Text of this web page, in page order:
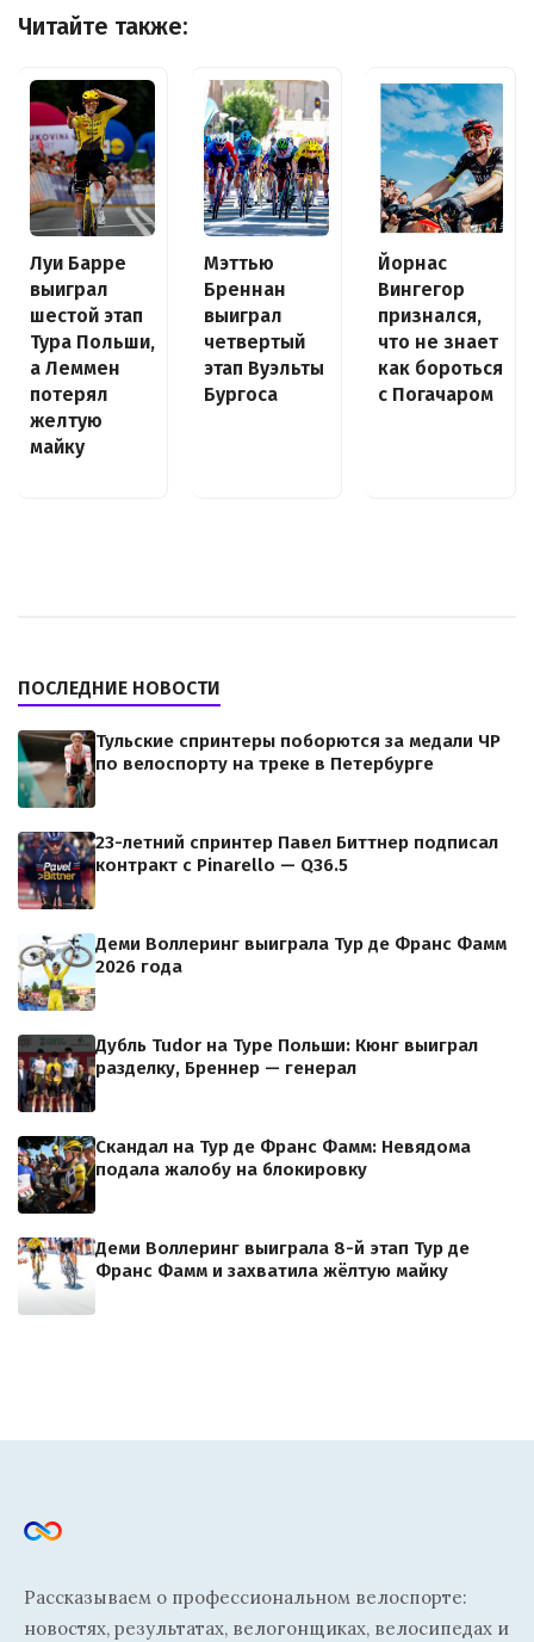
Читайте также:
Луи Барре
выиграл
шестой этап
Тура Польши,
а Леммен
потерял
желтую
майку
Мэттью
Бреннан
выиграл
четвертый
этап Вуэльты
Бургоса
Йорнас
Вингегор
признался,
что не знает
как бороться
с Погачаром
ПОСЛЕДНИЕ НОВОСТИ
Тульские спринтеры поборются за медали ЧР
по велоспорту на треке в Петербурге
23-летний спринтер Павел Биттнер подписал
контракт с Pinarello — Q36.5
Деми Воллеринг выиграла Тур де Франс Фамм
2026 года
Дубль Tudor на Туре Польши: Кюнг выиграл
разделку, Бреннер — генерал
Скандал на Тур де Франс Фамм: Невядома
подала жалобу на блокировку
Деми Воллеринг выиграла 8-й этап Тур де
Франс Фамм и захватила жёлтую майку
Рассказываем о профессиональном велоспорте:
новостях, результатах, велогонщиках, велосипедах и